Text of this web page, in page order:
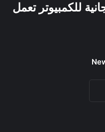
مجانية للكمبيوتر تعمل